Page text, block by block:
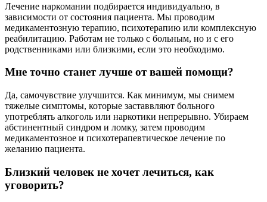
Лечение наркомании подбирается индивидуально, в
зависимости от состояния пациента. Мы проводим
медикаментозную терапию, психотерапию или комплексную
реабилитацию. Работам не только с больным, но и с его
родственниками или близкими, если это необходимо.
Мне точно станет лучше от вашей помощи?
Да, самочувствие улучшится. Как минимум, мы снимем
тяжелые симптомы, которые заставвляют больного
употреблять алкоголь или наркотики непрерывно. Убираем
абстинентный синдром и ломку, затем проводим
медикаментозное и психотерапевтическое лечение по
желанию пациента.
Близкий человек не хочет лечиться, как
уговорить?